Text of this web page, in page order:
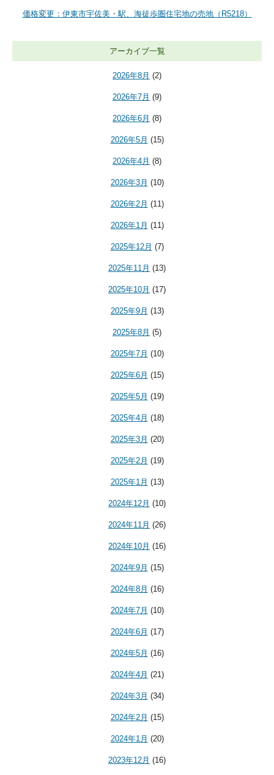
価格変更：伊東市宇佐美・駅、海徒歩圏住宅地の売地（R5218）
アーカイブ一覧
2026年8月 (2)
2026年7月 (9)
2026年6月 (8)
2026年5月 (15)
2026年4月 (8)
2026年3月 (10)
2026年2月 (11)
2026年1月 (11)
2025年12月 (7)
2025年11月 (13)
2025年10月 (17)
2025年9月 (13)
2025年8月 (5)
2025年7月 (10)
2025年6月 (15)
2025年5月 (19)
2025年4月 (18)
2025年3月 (20)
2025年2月 (19)
2025年1月 (13)
2024年12月 (10)
2024年11月 (26)
2024年10月 (16)
2024年9月 (15)
2024年8月 (16)
2024年7月 (10)
2024年6月 (17)
2024年5月 (16)
2024年4月 (21)
2024年3月 (34)
2024年2月 (15)
2024年1月 (20)
2023年12月 (16)